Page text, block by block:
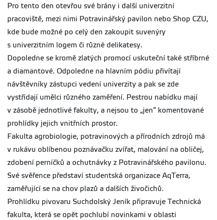
Pro tento den otevřou své brány i další univerzitní
pracoviště, mezi nimi Potravinářský pavilon nebo Shop CZU,
kde bude možné po celý den zakoupit suvenýry
s univerzitním logem či různé delikatesy.
Dopoledne se kromě zlatých promocí uskuteční také stříbrné
a diamantové. Odpoledne na hlavním pódiu přivítají
návštěvníky zástupci vedení univerzity a pak se zde
vystřídají umělci různého zaměření. Pestrou nabídku mají
v zásobě jednotlivé fakulty, a nejsou to „jen“ komentované
prohlídky jejich vnitřních prostor.
Fakulta agrobiologie, potravinových a přírodních zdrojů má
v rukávu oblíbenou poznávačku zvířat, malování na obličej,
zdobení perníčků a ochutnávky z Potravinářského pavilonu.
Své svěřence představí studentská organizace AqTerra,
zaměřující se na chov plazů a dalších živočichů.
Prohlídku pivovaru Suchdolský Jeník připravuje Technická
fakulta, která se opět pochlubí novinkami v oblasti